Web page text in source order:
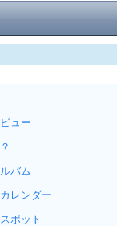
ュー
バム
レンダー
ポット